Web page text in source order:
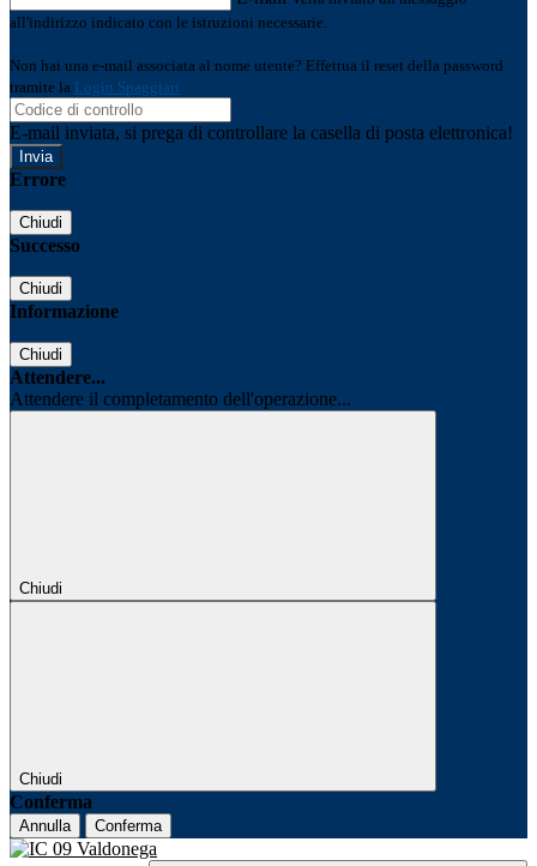
all'indirizzo indicato con le istruzioni necessarie.
Non hai una e-mail associata al nome utente? Effettua il reset della password
tramite la Login Spaggiari
E-mail inviata, si prega di controllare la casella di posta elettronica!
Errore
Chiudi
Successo
Chiudi
Informazione
Chiudi
Attendere...
Attendere il completamento dell'operazione...
Chiudi
Chiudi
Conferma
Annulla Conferma